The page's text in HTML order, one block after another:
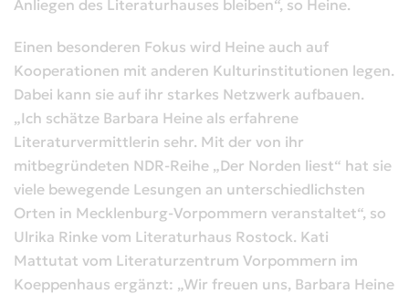
Anliegen des Literaturhauses bleiben“, so Heine.
Einen besonderen Fokus wird Heine auch auf
Kooperationen mit anderen Kulturinstitutionen legen.
Dabei kann sie auf ihr starkes Netzwerk aufbauen.
„Ich schätze Barbara Heine als erfahrene
Literaturvermittlerin sehr. Mit der von ihr
mitbegründeten NDR-Reihe „Der Norden liest“ hat sie
viele bewegende Lesungen an unterschiedlichsten
Orten in Mecklenburg-Vorpommern veranstaltet“, so
Ulrika Rinke vom Literaturhaus Rostock. Kati
Mattutat vom Literaturzentrum Vorpommern im
Koeppenhaus ergänzt: „Wir freuen uns, Barbara Heine